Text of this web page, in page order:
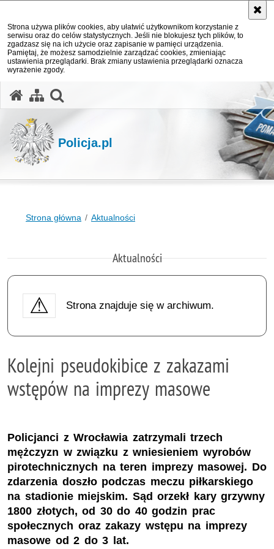
Strona używa plików cookies, aby ułatwić użytkownikom korzystanie z
serwisu oraz do celów statystycznych. Jeśli nie blokujesz tych plików, to
zgadzasz się na ich użycie oraz zapisanie w pamięci urządzenia.
Pamiętaj, że możesz samodzielnie zarządzać cookies, zmieniając
ustawienia przeglądarki. Brak zmiany ustawienia przeglądarki oznacza
wyrażenie zgody.
Policja.pl
Strona główna Aktualności
Aktualności
Strona znajduje się w archiwum.
Kolejni pseudokibice z zakazami
wstępów na imprezy masowe
Policjanci z Wrocławia zatrzymali trzech
mężczyzn w związku z wniesieniem wyrobów
pirotechnicznych na teren imprezy masowej. Do
zdarzenia doszło podczas meczu piłkarskiego
na stadionie miejskim. Sąd orzekł kary grzywny
1800 złotych, od 30 do 40 godzin prac
społecznych oraz zakazy wstępu na imprezy
masowe od 2 do 3 lat.